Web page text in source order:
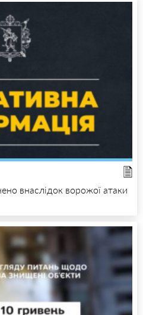
внаслідок ворожої атаки